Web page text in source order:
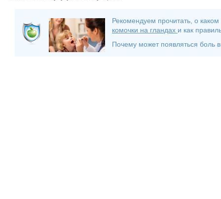
Рекомендуем прочитать, о
комочки на гландах и как
Почему может появляться боль